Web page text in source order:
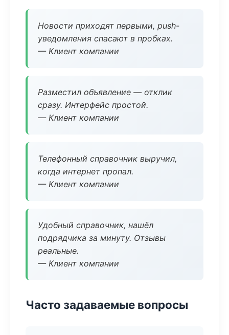
Новости приходят первыми, push-
уведомления спасают в пробках.
— Клиент компании
Разместил объявление — отклик
сразу. Интерфейс простой.
— Клиент компании
Телефонный справочник выручил,
когда интернет пропал.
— Клиент компании
Удобный справочник, нашёл
подрядчика за минуту. Отзывы
реальные.
— Клиент компании
Часто задаваемые вопросы